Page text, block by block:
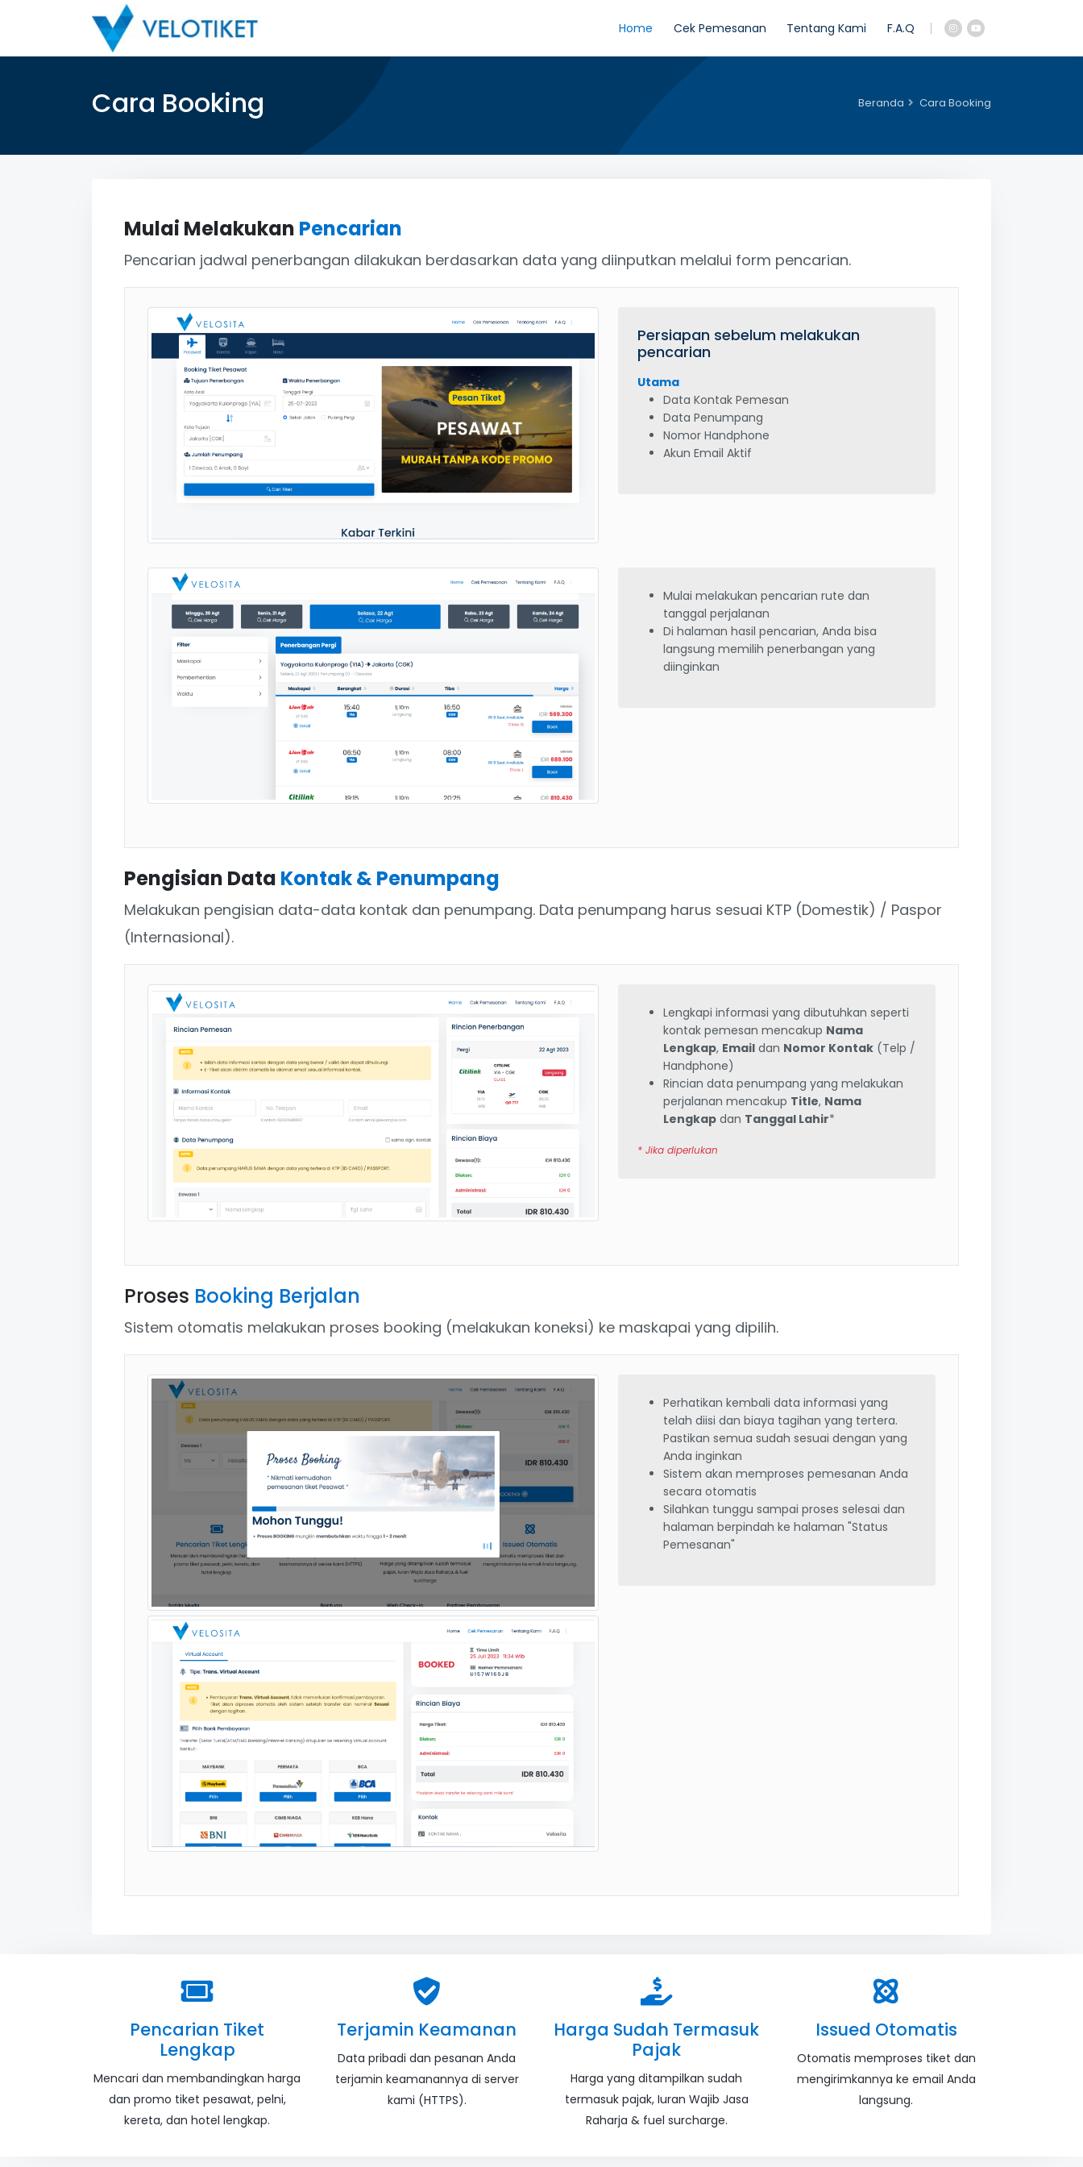
Home Cek Pemesanan Tentang Kami F.A.Q
Cara Booking Beranda Cara Booking
Mulai Melakukan Pencarian
Pencarian jadwal penerbangan dilakukan berdasarkan data yang diinputkan melalui form pencarian.
Persiapan sebelum melakukan
pencarian
Utama
Data Kontak Pemesan
Data Penumpang
Nomor Handphone
Akun Email Aktif
Mulai melakukan pencarian rute dan
tanggal perjalanan
Di halaman hasil pencarian, Anda bisa
langsung memilih penerbangan yang
diinginkan
Pengisian Data Kontak & Penumpang
Melakukan pengisian data-data kontak dan penumpang. Data penumpang harus sesuai KTP (Domestik) / Paspor
(Internasional).
Lengkapi informasi yang dibutuhkan seperti
kontak pemesan mencakup Nama
Lengkap, Email dan Nomor Kontak (Telp /
Handphone)
Rincian data penumpang yang melakukan
perjalanan mencakup Title, Nama
Lengkap dan Tanggal Lahir*
* Jika diperlukan
Proses Booking Berjalan
Sistem otomatis melakukan proses booking (melakukan koneksi) ke maskapai yang dipilih.
Perhatikan kembali data informasi yang
telah diisi dan biaya tagihan yang tertera.
Pastikan semua sudah sesuai dengan yang
Anda inginkan
Sistem akan memproses pemesanan Anda
secara otomatis
Silahkan tunggu sampai proses selesai dan
halaman berpindah ke halaman "Status
Pemesanan"
Pencarian Tiket
Lengkap
Mencari dan membandingkan harga
dan promo tiket pesawat, pelni,
kereta, dan hotel lengkap.
Terjamin Keamanan
Data pribadi dan pesanan Anda
terjamin keamanannya di server
kami (HTTPS).
Harga Sudah Termasuk
Pajak
Harga yang ditampilkan sudah
termasuk pajak, Iuran Wajib Jasa
Raharja & fuel surcharge.
Issued Otomatis
Otomatis memproses tiket dan
mengirimkannya ke email Anda
langsung.